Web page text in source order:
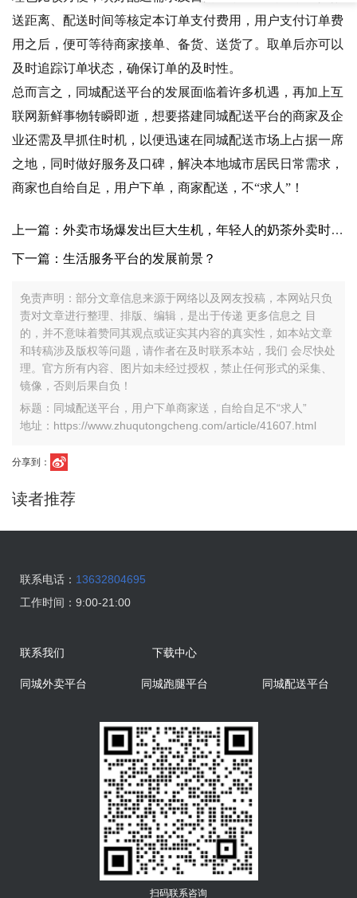
送距离、配送时间等核定本订单支付费用，用户支付订单费
用之后，便可等待商家接单、备货、送货了。取单后亦可以
及时追踪订单状态，确保订单的及时性。
总而言之，同城配送平台的发展面临着许多机遇，再加上互
联网新鲜事物转瞬即逝，想要搭建同城配送平台的商家及企
业还需及早抓住时机，以便迅速在同城配送市场上占据一席
之地，同时做好服务及口碑，解决本地城市居民日常需求，
商家也自给自足，用户下单，商家配送，不“求人”！
上一篇：外卖市场爆发出巨大生机，年轻人的奶茶外卖时代！
下一篇：生活服务平台的发展前景？
免责声明：部分文章信息来源于网络以及网友投稿，本网站只负
责对文章进行整理、排版、编辑，是出于传递 更多信息之 目
的，并不意味着赞同其观点或证实其内容的真实性，如本站文章
和转稿涉及版权等问题，请作者在及时联系本站，我们 会尽快处
理。官方所有内容、图片如未经过授权，禁止任何形式的采集、
镜像，否则后果自负！
标题：同城配送平台，用户下单商家送，自给自足不“求人”
地址：https://www.zhuqutongcheng.com/article/41607.html
分享到：
读者推荐
联系电话： 13632804695
工作时间： 9:00-21:00
联系我们 下载中心
同城外卖平台 同城跑腿平台 同城配送平台
扫码联系咨询